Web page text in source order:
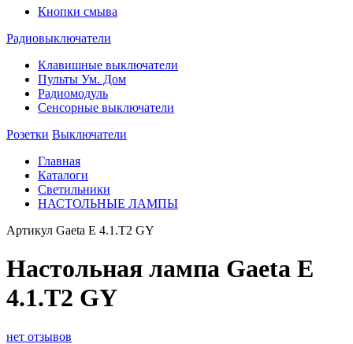
Кнопки смыва
Радиовыключатели
Клавишные выключатели
Пульты Ум. Дом
Радиомодуль
Сенсорные выключатели
Розетки Выключатели
Главная
Каталоги
Светильники
НАСТОЛЬНЫЕ ЛАМПЫ
Артикул Gaeta E 4.1.T2 GY
Настольная лампа Gaeta E
4.1.T2 GY
нет отзывов